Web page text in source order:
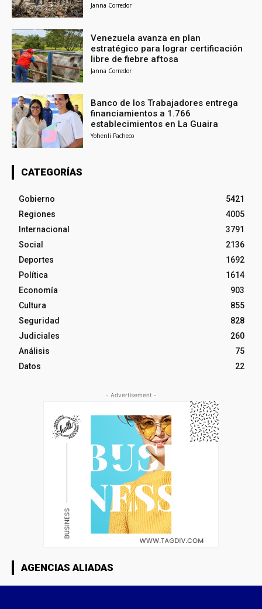
Janna Corredor
Venezuela avanza en plan
estratégico para lograr certificación
libre de fiebre aftosa
Janna Corredor
Banco de los Trabajadores entrega
financiamientos a 1.766
establecimientos en La Guaira
Yohenli Pacheco
CATEGORÍAS
Gobierno
5421
Regiones
4005
Internacional
3791
Social
2136
Deportes
1692
Política
1614
Economía
903
Cultura
855
Seguridad
828
Judiciales
260
Análisis
75
Datos
22
- Advertisement -
AGENCIAS ALIADAS